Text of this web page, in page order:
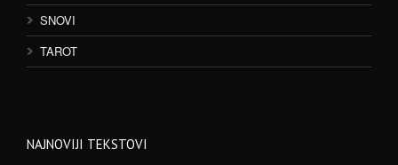
SNOVI
TAROT
NAJNOVIJI TEKSTOVI